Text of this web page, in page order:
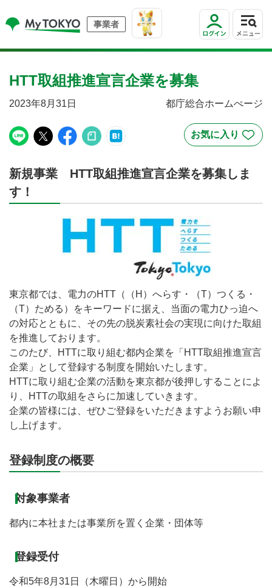
事業者
HTT取組推進宣言企業を募集
2023年8月31日 都庁総合ホームぺージ
新規事業 HTT取組推進宣言企業を募集しま
す！
東京都では、電力のHTT（（H）へらす・（T）つくる・
（T）ためる）をキーワードに据え、当面の電力ひっ迫へ
の対応とともに、その先の脱炭素社会の実現に向けた取組
を推進しております。
このたび、HTTに取り組む都内企業を「HTT取組推進宣言
企業」として登録する制度を開始いたします。
HTTに取り組む企業の活動を東京都が後押しすることによ
り、HTTの取組をさらに加速していきます。
企業の皆様には、ぜひご登録をいただきますようお願い申
し上げます。
登録制度の概要
対象事業者
都内に本社または事業所を置く企業・団体等
登録受付
令和5年8月31日（木曜日）から開始